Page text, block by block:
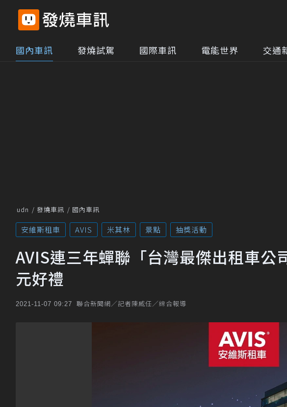
國內車訊 發燒試駕 國際車訊 電能世界 交通
udn 發燒車訊 國內車訊
安維斯租車 AVIS 米其林 景點 抽獎活動
AVIS連三年蟬聯「台灣最傑出租車公
元好禮
2021-11-07 09:27 聯合新聞網／記者陳威任／綜合報導